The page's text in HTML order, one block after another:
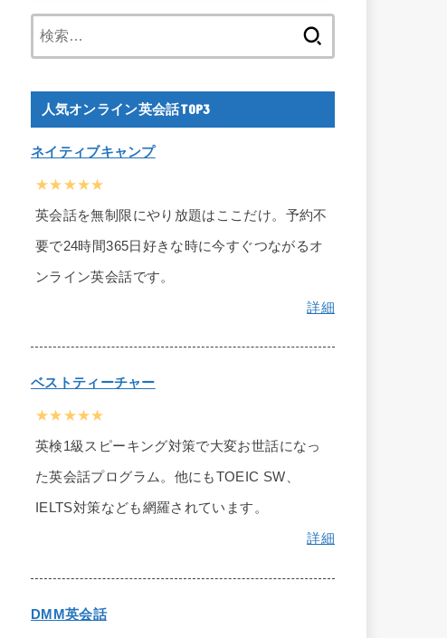
人気オンライン英会話TOP3
ネイティブキャンプ
★★★★★
英会話を無制限にやり放題はここだけ。予約不
要で24時間365日好きな時に今すぐつながるオ
ンライン英会話です。
詳細
ベストティーチャー
★★★★★
英検1級スピーキング対策で大変お世話になっ
た英会話プログラム。他にもTOEIC SW、
IELTS対策なども網羅されています。
詳細
DMM英会話